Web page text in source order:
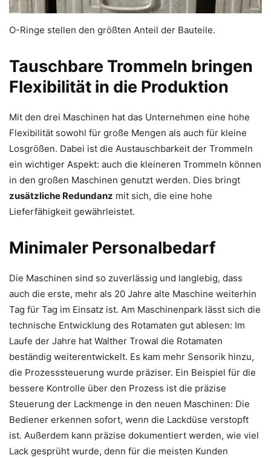
O-Ringe stellen den größten Anteil der Bauteile.
Tauschbare Trommeln bringen
Flexibilität in die Produktion
Mit den drei Maschinen hat das Unternehmen eine hohe
Flexibilität sowohl für große Mengen als auch für kleine
Losgrößen. Dabei ist die Austauschbarkeit der Trommeln
ein wichtiger Aspekt: auch die kleineren Trommeln können
in den großen Maschinen genutzt werden. Dies bringt
zusätzliche Redundanz mit sich, die eine hohe
Lieferfähigkeit gewährleistet.
Minimaler Personalbedarf
Die Maschinen sind so zuverlässig und langlebig, dass
auch die erste, mehr als 20 Jahre alte Maschine weiterhin
Tag für Tag im Einsatz ist. Am Maschinenpark lässt sich die
technische Entwicklung des Rotamaten gut ablesen: Im
Laufe der Jahre hat Walther Trowal die Rotamaten
beständig weiterentwickelt. Es kam mehr Sensorik hinzu,
die Prozesssteuerung wurde präziser. Ein Beispiel für die
bessere Kontrolle über den Prozess ist die präzise
Steuerung der Lackmenge in den neuen Maschinen: Die
Bediener erkennen sofort, wenn die Lackdüse verstopft
ist. Außerdem kann präzise dokumentiert werden, wie viel
Lack gesprüht wurde, denn für die meisten Kunden